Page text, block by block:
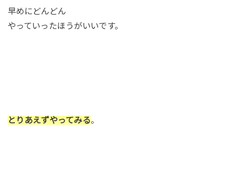
早めにどんどん
やっていったほうがいいです。
とりあえずやってみる。